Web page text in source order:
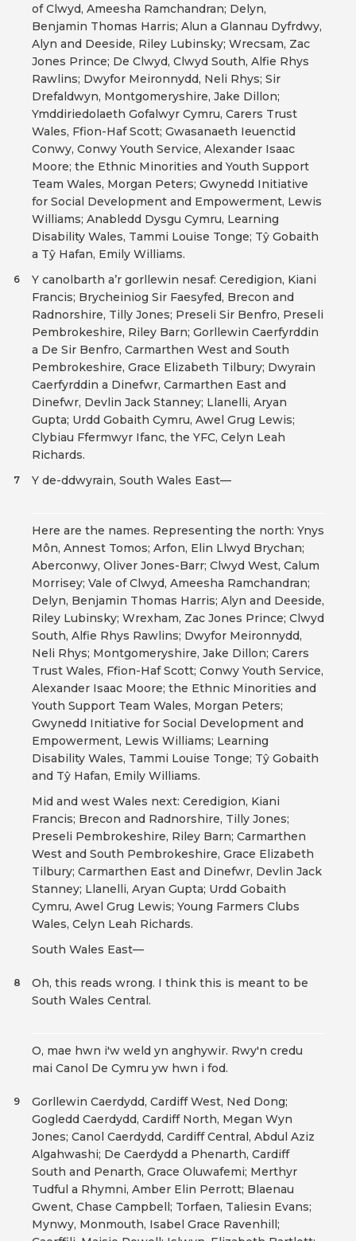
of Clwyd, Ameesha Ramchandran; Delyn,
Benjamin Thomas Harris; Alun a Glannau Dyfrdwy,
Alyn and Deeside, Riley Lubinsky; Wrecsam, Zac
Jones Prince; De Clwyd, Clwyd South, Alfie Rhys
Rawlins; Dwyfor Meironnydd, Neli Rhys; Sir
Drefaldwyn, Montgomeryshire, Jake Dillon;
Ymddiriedolaeth Gofalwyr Cymru, Carers Trust
Wales, Ffion-Haf Scott; Gwasanaeth Ieuenctid
Conwy, Conwy Youth Service, Alexander Isaac
Moore; the Ethnic Minorities and Youth Support
Team Wales, Morgan Peters; Gwynedd Initiative
for Social Development and Empowerment, Lewis
Williams; Anabledd Dysgu Cymru, Learning
Disability Wales, Tammi Louise Tonge; Tŷ Gobaith
a Tŷ Hafan, Emily Williams.
Y canolbarth a’r gorllewin nesaf: Ceredigion, Kiani
Francis; Brycheiniog Sir Faesyfed, Brecon and
Radnorshire, Tilly Jones; Preseli Sir Benfro, Preseli
Pembrokeshire, Riley Barn; Gorllewin Caerfyrddin
a De Sir Benfro, Carmarthen West and South
Pembrokeshire, Grace Elizabeth Tilbury; Dwyrain
Caerfyrddin a Dinefwr, Carmarthen East and
Dinefwr, Devlin Jack Stanney; Llanelli, Aryan
Gupta; Urdd Gobaith Cymru, Awel Grug Lewis;
Clybiau Ffermwyr Ifanc, the YFC, Celyn Leah
Richards.
6
Y de-ddwyrain, South Wales East—
7
Here are the names. Representing the north: Ynys
Môn, Annest Tomos; Arfon, Elin Llwyd Brychan;
Aberconwy, Oliver Jones-Barr; Clwyd West, Calum
Morrisey; Vale of Clwyd, Ameesha Ramchandran;
Delyn, Benjamin Thomas Harris; Alyn and Deeside,
Riley Lubinsky; Wrexham, Zac Jones Prince; Clwyd
South, Alfie Rhys Rawlins; Dwyfor Meironnydd,
Neli Rhys; Montgomeryshire, Jake Dillon; Carers
Trust Wales, Ffion-Haf Scott; Conwy Youth Service,
Alexander Isaac Moore; the Ethnic Minorities and
Youth Support Team Wales, Morgan Peters;
Gwynedd Initiative for Social Development and
Empowerment, Lewis Williams; Learning
Disability Wales, Tammi Louise Tonge; Tŷ Gobaith
and Tŷ Hafan, Emily Williams.
Mid and west Wales next: Ceredigion, Kiani
Francis; Brecon and Radnorshire, Tilly Jones;
Preseli Pembrokeshire, Riley Barn; Carmarthen
West and South Pembrokeshire, Grace Elizabeth
Tilbury; Carmarthen East and Dinefwr, Devlin Jack
Stanney; Llanelli, Aryan Gupta; Urdd Gobaith
Cymru, Awel Grug Lewis; Young Farmers Clubs
Wales, Celyn Leah Richards.
South Wales East—
Oh, this reads wrong. I think this is meant to be
South Wales Central.
8
O, mae hwn i'w weld yn anghywir. Rwy'n credu
mai Canol De Cymru yw hwn i fod.
Gorllewin Caerdydd, Cardiff West, Ned Dong;
Gogledd Caerdydd, Cardiff North, Megan Wyn
Jones; Canol Caerdydd, Cardiff Central, Abdul Aziz
Algahwashi; De Caerdydd a Phenarth, Cardiff
South and Penarth, Grace Oluwafemi; Merthyr
Tudful a Rhymni, Amber Elin Perrott; Blaenau
Gwent, Chase Campbell; Torfaen, Taliesin Evans;
Mynwy, Monmouth, Isabel Grace Ravenhill;
9